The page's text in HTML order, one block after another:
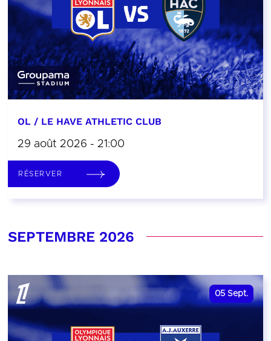
OL / LE HAVE ATHLETIC CLUB
29 août 2026 - 21:00
RÉSERVER
SEPTEMBRE 2026
05 Sept.